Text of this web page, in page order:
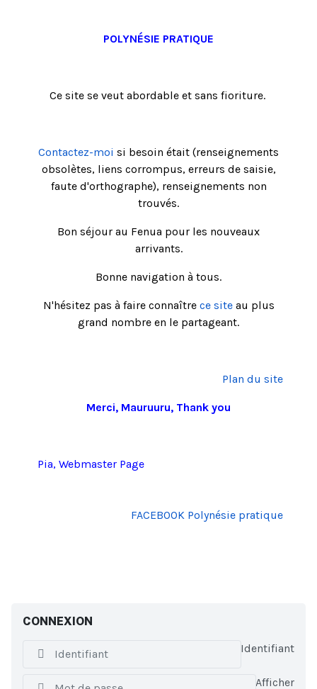
POLYNÉSIE PRATIQUE
Ce site se veut abordable et sans fioriture.
Contactez-moi si besoin était (renseignements
obsolètes, liens corrompus, erreurs de saisie,
faute d'orthographe), renseignements non
trouvés.
Bon séjour au Fenua pour les nouveaux
arrivants.
Bonne navigation à tous.
N'hésitez pas à faire connaître ce siteau plus
grand nombre en le partageant.
Plan du site
Merci, Mauruuru, Thank you
Pia, Webmaster Page
FACEBOOK Polynésie pratique
CONNEXION
Identifiant
Afficher